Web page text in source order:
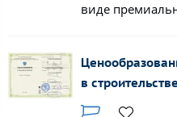
виде
в строительстве